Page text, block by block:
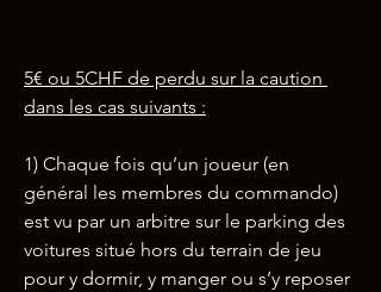
5€ ou 5CHF de perdu sur la caution
dans les cas suivants :
1) Chaque fois qu’un joueur (en
général les membres du commando)
est vu par un arbitre sur le parking des
voitures situé hors du terrain de jeu
pour y dormir, y manger ou s’y reposer